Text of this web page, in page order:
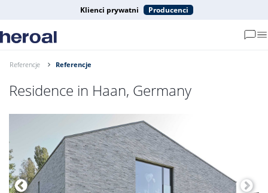
Klienci prywatni Producenci
Referencje Referencje
Residence in Haan, Germany